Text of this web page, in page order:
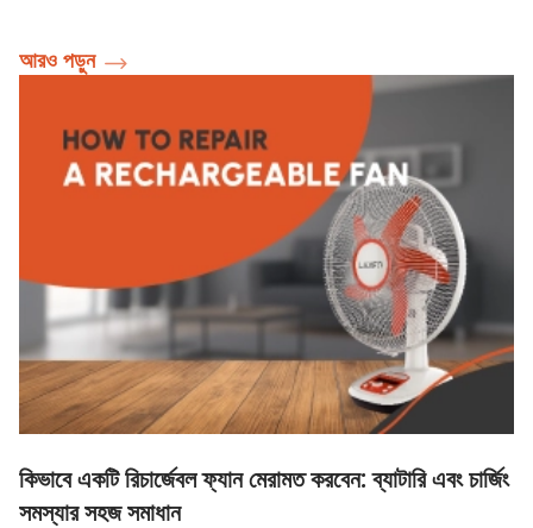
আরও পড়ুন
কিভাবে একটি রিচার্জেবল ফ্যান মেরামত করবেন: ব্যাটারি এবং চার্জিং
সমস্যার সহজ সমাধান